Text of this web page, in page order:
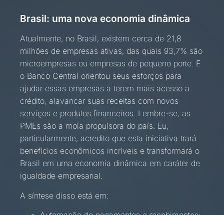
Brasil: uma nova economia dinâmica
Atualmente, no Brasil, existem cerca de 21,8
milhões de empresas ativas, das quais 93,7% são
microempresas ou empresas de pequeno porte. E
o Banco Central orientou seus esforços para
ajudar essas empresas a terem mais acesso a
crédito, alavancar suas receitas com novos
serviços e produtos financeiros. Lembre-se, as
PMEs são a mola propulsora do país. Eu,
particularmente, acredito que esta iniciativa trará
benefícios econômicos incríveis e transformará o
Brasil em uma economia dinâmica em caráter de
igualdade empresarial.
A síntese disso está em: